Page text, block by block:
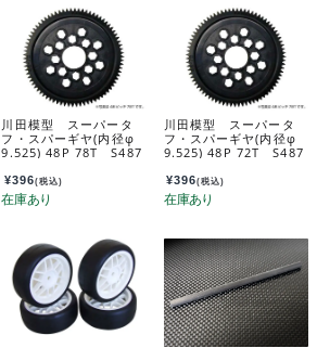
川田模型 スーパータ
フ・スパーギヤ(内径φ
9.525) 48P 78T S487
¥396(税込)
川田模型 スーパータ
フ・スパーギヤ(内径φ
9.525) 48P 72T S487
¥396(税込)